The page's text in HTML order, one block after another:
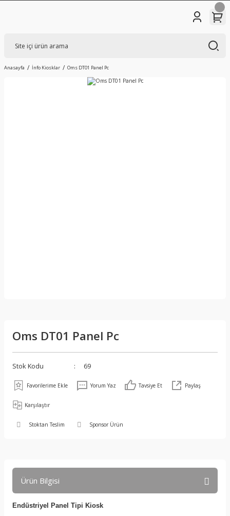
Anasayfa İnfo Kiosklar Oms DT01 Panel Pc
Oms DT01 Panel Pc
Stok Kodu 69
Yorum Yaz Tavsiye Et Paylaş
Karşılaştır
Stoktan Teslim Sponsor Ürün
Ürün Bilgisi
Endüstriyel Panel Tipi Kiosk